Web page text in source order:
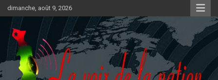
Aller
au
contenu
dimanche, août 9, 2026